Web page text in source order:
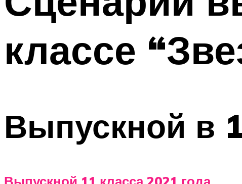
классе
Выпускной в